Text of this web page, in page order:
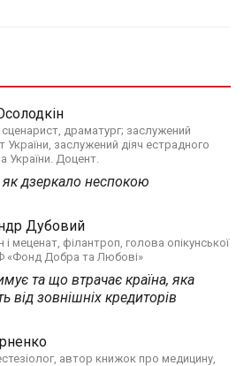
драматург; заслужений
України, заслужений діяч естрадного
України. Доцент.
дзеркало неспокою
Дубовий
і меценат, філантроп, голова опікунської
«Фонд Добра та Любові»
та що втрачає країна, яка
від зовнішніх кредиторів
автор книжок про медицину,